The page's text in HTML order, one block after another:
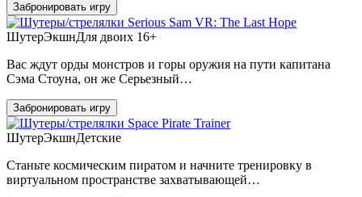
Забронировать игру
Serious Sam VR: The Last Hope
ШутерЭкшнДля двоих 16+
Вас ждут орды монстров и горы оружия на пути капитана
Сэма Стоуна, он же Серьезный…
Забронировать игру
Space Pirate Trainer
ШутерЭкшнДетские
Станьте космическим пиратом и начните тренировку в
виртуальном пространстве захватывающей…